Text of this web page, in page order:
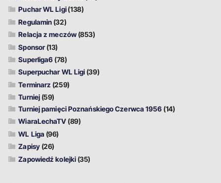
Puchar WL Ligi(138)
Regulamin (32)
Relacja z meczów(853)
Sponsor(13)
Superliga6 (78)
Superpuchar WL Ligi (39)
Terminarz (259)
Turniej (59)
Turniej pamięci Poznańskiego Czerwca 1956 (14)
WiaraLechaTV (89)
WL Liga (96)
Zapisy(26)
Zapowiedź kolejki (35)